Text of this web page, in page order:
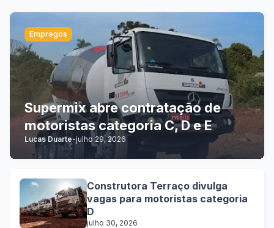
Empregos
Supermix abre contratação de
motoristas categoria C, D e E
Lucas Duarte-julho 29, 2026
Construtora Terraço divulga
vagas para motoristas categoria
D
julho 30, 2026